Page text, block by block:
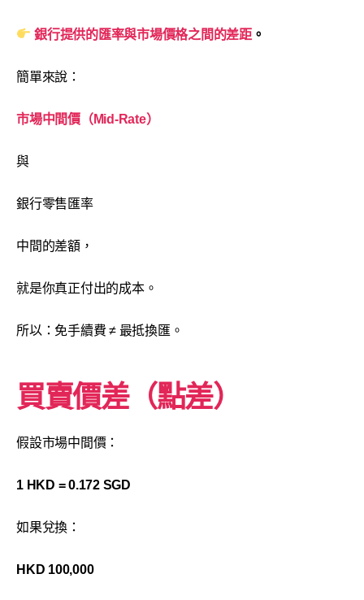
銀行提供的匯率與市場價格之間的差距。
簡單來說：
市場中間價（Mid-Rate）
與
銀行零售匯率
中間的差額，
就是你真正付出的成本。
所以：免手續費 ≠ 最抵換匯。
買賣價差（點差）
假設市場中間價：
1 HKD = 0.172 SGD
如果兌換：
HKD 100,000